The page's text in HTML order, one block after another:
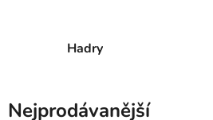
Hadry
Nejprodávanější